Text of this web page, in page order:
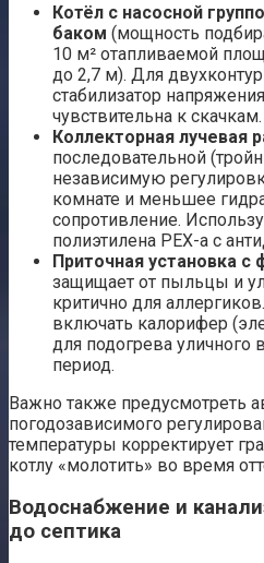
Котёл с насосной
баком (мощность
10 м² отапливаемой
до 2,7 м). Для
стабилизатор
чувствительна к скачкам.
Коллекторная лучевая
последовательной
независимую
комнате и меньшее
сопротивление.
полиэтилена PEX-a с
Приточная установка с
защищает от пыльцы и
критично для
включать калорифер
для подогрева уличного
период.
Важно также предусмотреть
погодозависимого
температуры корректирует
котлу «молотить» во время
Водоснабжение и
до септика